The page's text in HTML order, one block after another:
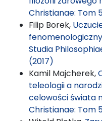
Christianae: Tom
Filip Borek,
Studia
(2017)
Kamil Majcherek,
teleologii a
celowości świata
Christianae: Tom